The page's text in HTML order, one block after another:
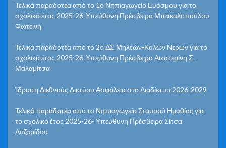
Τελικά παραδοτέα από το 1ο Νηπιαγωγείο Ευόσμου για το
σχολικό έτος 2025-26-Υπεύθυνη Πρέσβειρα Μπακαλοπούλου
Φωτεινή
Τελικά παραδοτέα από το 2ο ΔΣ Μηλεών-Καλών Νερών για το
σχολικό έτος 2025-26-Υπεύθυνη Πρέσβειρα Αικατερίνη Σ.
Μαλαμίτσα
Ίδρυση Διεθνούς Δικτύου Ασφάλεια στο Διαδίκτυο 2026-2029
Τελικά παραδοτέα από το Νηπιαγωγείο Σταυρού Ημαθίας για
το σχολικό έτος 2025-26- Υπεύθυνη Πρέσβειρα Σίτσα
Λαζαρίδου